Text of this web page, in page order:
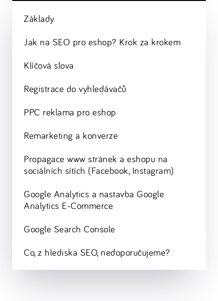
Základy
Jak na SEO pro eshop? Krok za krokem
Klíčová slova
Registrace do vyhledávačů
PPC reklama pro eshop
Remarketing a konverze
Propagace www stránek a eshopu na
sociálních sítích (Facebook, Instagram)
Google Analytics a nastavba Google
Analytics E-Commerce
Google Search Console
Co, z hlediska SEO, nedoporučujeme?